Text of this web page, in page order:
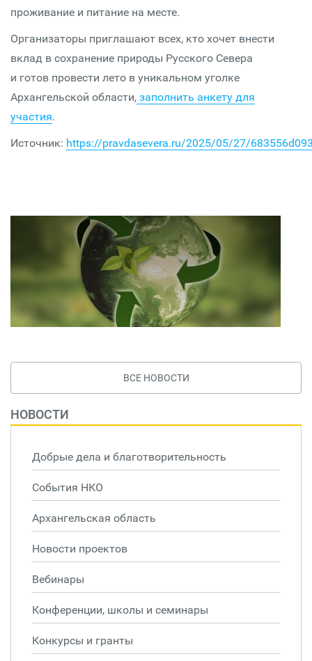
проживание и питание на месте.
Организаторы приглашают всех, кто хочет внести
вклад в сохранение природы Русского Севера
и готов провести лето в уникальном уголке
Архангельской области, заполнить анкету для
участия.
Источник: https://pravdasevera.ru/2025/05/27/
ВСЕ НОВОСТИ
НОВОСТИ
Добрые дела и благотворительность
События НКО
Архангельская область
Новости проектов
Вебинары
Конференции, школы и семинары
Конкурсы и гранты